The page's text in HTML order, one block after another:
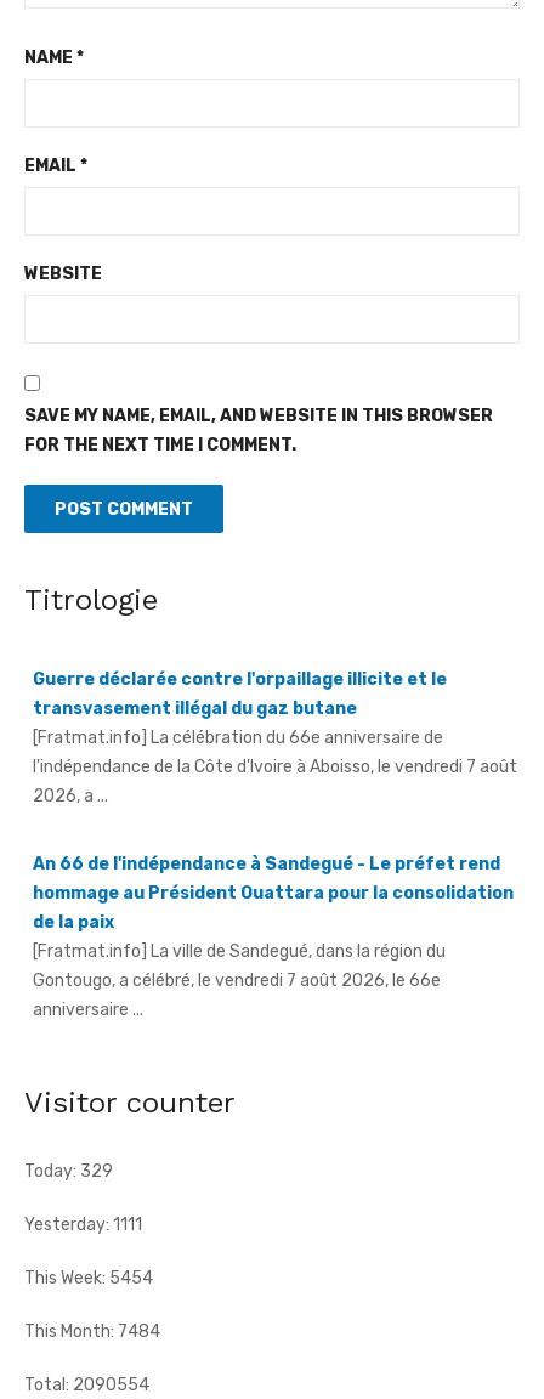
NAME *
EMAIL *
WEBSITE
SAVE MY NAME, EMAIL, AND WEBSITE IN THIS BROWSER
FOR THE NEXT TIME I COMMENT.
Titrologie
[Fratmat.info] La célébration du 66e anniversaire de
l'indépendance de la Côte d'Ivoire à Aboisso, le vendredi 7 août
2026, a ...
de la paix
[Fratmat.info] La ville de Sandegué, dans la région du
Gontougo, a célébré, le vendredi 7 août 2026, le 66e
anniversaire ...
66e anniversaire de l'indépendance à Tougbo - Le
anniversaire de l'indépendance de la Côte d'Ivoire, le sous-
Visitor counter
Today: 329
Yesterday: 1111
This Week: 5454
This Month: 7484
Total: 2090554